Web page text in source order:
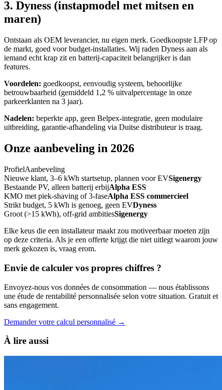
3. Dyness (instapmodel met mitsen en
maren)
Ontstaan als OEM leverancier, nu eigen merk. Goedkoopste LFP op
de markt, goed voor budget-installaties. Wij raden Dyness aan als
iemand echt krap zit en batterij-capaciteit belangrijker is dan
features.
Voordelen: goedkoopst, eenvoudig systeem, behoorlijke
betrouwbaarheid (gemiddeld 1,2 % uitvalpercentage in onze
parkeerklanten na 3 jaar).
Nadelen: beperkte app, geen Belpex-integratie, geen modulaire
uitbreiding, garantie-afhandeling via Duitse distributeur is traag.
Onze aanbeveling in 2026
ProfielAanbeveling
Nieuwe klant, 3–6 kWh startsetup, plannen voor EVSigenergy
Bestaande PV, alleen batterij erbijAlpha ESS
KMO met piek-shaving of 3-faseAlpha ESS commercieel
Strikt budget, 5 kWh is genoeg, geen EVDyness
Groot (>15 kWh), off-grid ambitiesSigenergy
Elke keus die een installateur maakt zou motiveerbaar moeten zijn
op deze criteria. Als je een offerte krijgt die niet uitlegt waarom jouw
merk gekozen is, vraag erom.
Envie de calculer vos propres chiffres ?
Envoyez-nous vos données de consommation — nous établissons
une étude de rentabilité personnalisée selon votre situation. Gratuit et
sans engagement.
Demander votre calcul personnalisé →
À lire aussi